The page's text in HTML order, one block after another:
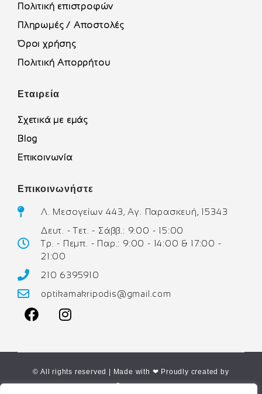
Πολιτική επιστροφών
Πληρωμές / Αποστολές
Όροι χρήσης
Πολιτική Απορρήτου
Εταιρεία
Σχετικά με εμάς
Blog
Επικοινωνία
Επικοινωνήστε
Λ. Μεσογείων 443, Αγ. Παρασκευή, 15343
Δευτ. - Τετ. - Σάββ.: 9:00 - 15:00
Τρ. - Πεμπ. - Παρ.: 9:00 - 14:00 & 17:00 -
21:00
210 6395910
optikamakripodis@gmail.com
© All rights reserved | Made with ❤ Proudly created by
Corne.gr